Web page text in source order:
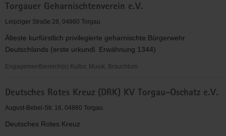
TORGAU
e.
Torgauer Geharnischtenverein e.V.
Leipziger Straße 28, 04860 Torgau
Älteste kurfürstlich privilegierte geharnischte Bürgerwehr
Deutschlands (erste urkundl. Erwähnung 1344)
Engagementbereich(e) Kultur, Musik, Brauchtum
Geharnischtenverein
e.V.
Deutsches Rotes Kreuz (DRK) KV Torgau-Oschatz e.V.
August-Bebel-Str. 16, 04860 Torgau
Deutsches Rotes Kreuz